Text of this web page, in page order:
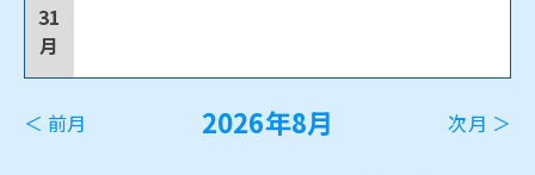
31
月
＜ 前月 2026年8月 次月 ＞